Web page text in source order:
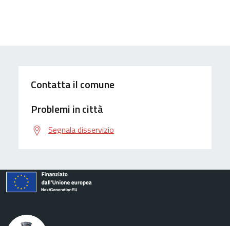
Contatta il comune
Problemi in città
Segnala disservizio